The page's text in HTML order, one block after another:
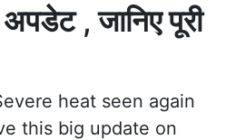
अपडेट , जानिए पूरी
heat seen again
this big update on